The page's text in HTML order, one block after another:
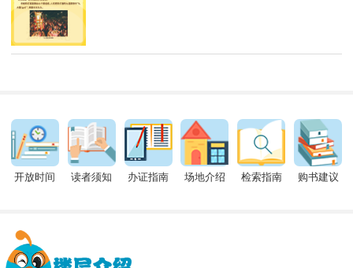
开放时间 读者须知 办证指南 场地介绍 检索指南 购书建议